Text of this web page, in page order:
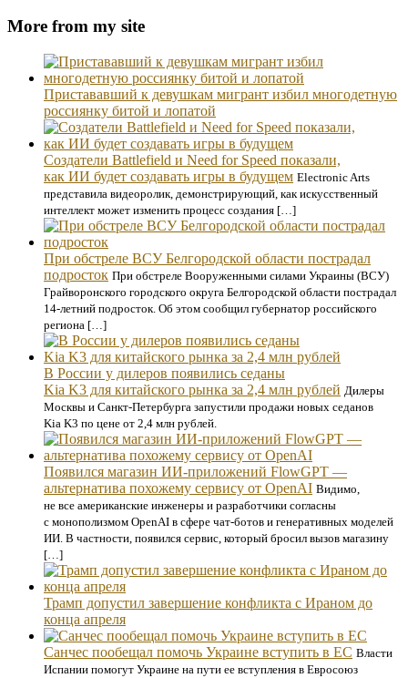
More from my site
Пристававший к девушкам мигрант избил многодетную
россиянку битой и лопатой
Создатели Battlefield и Need for Speed показали,
как ИИ будет создавать игры в будущем Electronic Arts
представила видеоролик, демонстрирующий, как искусственный
интеллект может изменить процесс создания […]
При обстреле ВСУ Белгородской области пострадал
подросток При обстреле Вооруженными силами Украины (ВСУ)
Грайворонского городского округа Белгородской области пострадал
14-летний подросток. Об этом сообщил губернатор российского
региона […]
В России у дилеров появились седаны
Kia K3 для китайского рынка за 2,4 млн рублей Дилеры
Москвы и Санкт-Петербурга запустили продажи новых седанов
Kia K3 по цене от 2,4 млн рублей.
Появился магазин ИИ-приложений FlowGPT —
альтернатива похожему сервису от OpenAI Видимо,
не все американские инженеры и разработчики согласны
с монополизмом OpenAI в сфере чат-ботов и генеративных моделей
ИИ. В частности, появился сервис, который бросил вызов магазину
[…]
Трамп допустил завершение конфликта с Ираном до
конца апреля
Санчес пообещал помочь Украине вступить в ЕС Власти
Испании помогут Украине на пути ее вступления в Евросоюз